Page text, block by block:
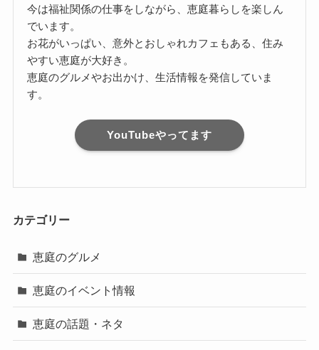
今は福祉関係の仕事をしながら、恵庭暮らしを楽しん
でいます。
お花がいっぱい、意外とおしゃれカフェもある、住み
やすい恵庭が大好き。
恵庭のグルメやお出かけ、生活情報を発信していま
す。
YouTubeやってます
カテゴリー
恵庭のグルメ
恵庭のイベント情報
恵庭の話題・ネタ